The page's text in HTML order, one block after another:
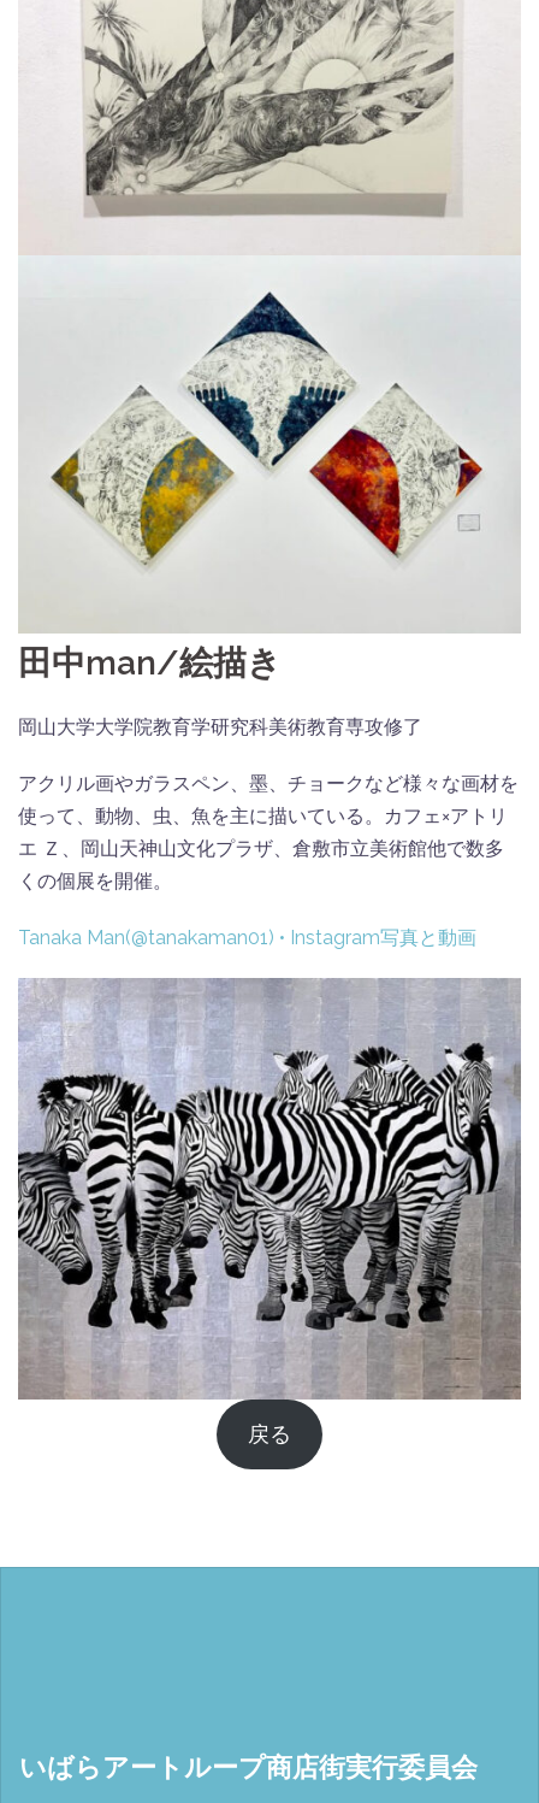
田中man/絵描き
岡山大学大学院教育学研究科美術教育専攻修了
アクリル画やガラスペン、墨、チョークなど様々な画材を
使って、動物、虫、魚を主に描いている。カフェ×アトリ
エ Ｚ、岡山天神山文化プラザ、倉敷市立美術館他で数多
くの個展を開催。
Tanaka Man(@tanakaman01) • Instagram写真と動画
戻る
いばらアートループ商店街実行委員会